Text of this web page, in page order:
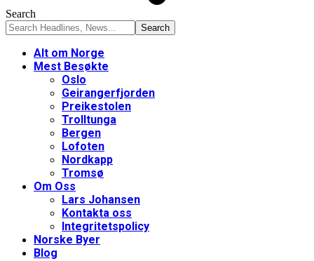
Search
Alt om Norge
Mest Besøkte
Oslo
Geirangerfjorden
Preikestolen
Trolltunga
Bergen
Lofoten
Nordkapp
Tromsø
Om Oss
Lars Johansen
Kontakta oss
Integritetspolicy
Norske Byer
Blog